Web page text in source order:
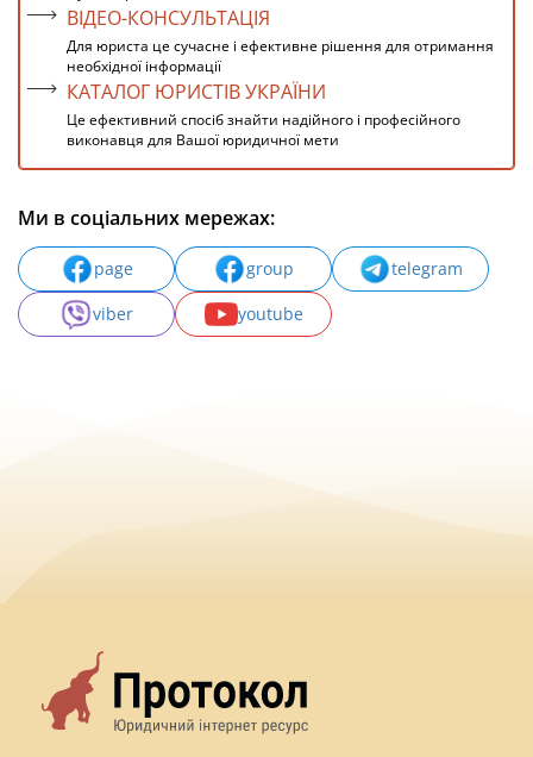
ВІДЕО-КОНСУЛЬТАЦІЯ
Для юриста це сучасне і ефективне рішення для отримання
необхідної інформації
КАТАЛОГ ЮРИСТІВ УКРАЇНИ
Це ефективний спосіб знайти надійного і професійного
виконавця для Вашої юридичної мети
Ми в соціальних мережах:
page group
telegram
viber
youtube